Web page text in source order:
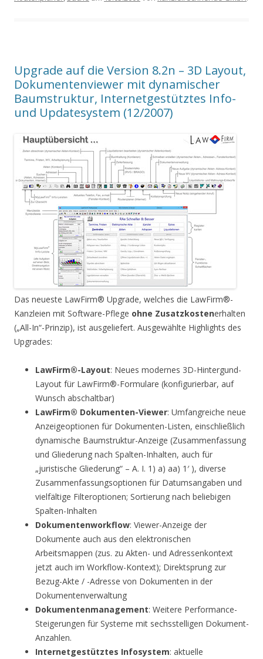
Upgrade auf die Version 8.2n – 3D Layout,
Dokumentenviewer mit dynamischer
Baumstruktur, Internetgestütztes Info-
und Updatesystem (12/2007)
Das neueste LawFirm® Upgrade, welches die LawFirm®-
Kanzleien mit Software-Pflege ohne Zusatzkostenerhalten
(„All-In“-Prinzip), ist ausgeliefert. Ausgewählte Highlights des
Upgrades:
LawFirm®-Layout: Neues modernes 3D-Hintergund-
Layout für LawFirm®-Formulare (konfigurierbar, auf
Wunsch abschaltbar)
LawFirm® Dokumenten-Viewer: Umfangreiche neue
Anzeigeoptionen für Dokumenten-Listen, einschließlich
dynamische Baumstruktur-Anzeige (Zusammenfassung
und Gliederung nach Spalten-Inhalten, auch für
„juristische Gliederung“ – A. I. 1) a) aa) 1′ ), diverse
Zusammenfassungsoptionen für Datumsangaben und
vielfältige Filteroptionen; Sortierung nach beliebigen
Spalten-Inhalten
Dokumentenworkflow: Viewer-Anzeige der
Dokumente auch aus den elektronischen
Arbeitsmappen (zus. zu Akten- und Adressenkontext
jetzt auch im Workflow-Kontext); Direktsprung zur
Bezug-Akte / -Adresse von Dokumenten in der
Dokumentenverwaltung
Dokumentenmanagement: Weitere Performance-
Steigerungen für Systeme mit sechsstelligen Dokument-
Anzahlen.
Internetgestütztes Infosystem: aktuelle